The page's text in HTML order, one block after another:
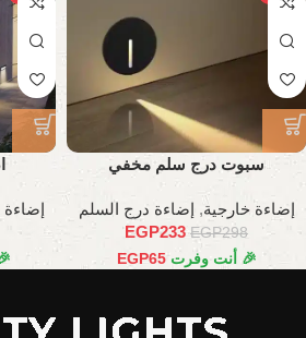
سبوت درج سلم مخفي
إضاءة خارجية, إضاءة درج السلم
EGP298
EGP233
🎉 أنت وفرت EGP65
إضاءة